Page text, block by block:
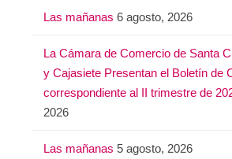
Las mañanas 6 agosto, 2026
La Cámara de Comercio de Santa
y Cajasiete Presentan el Boletín de
correspondiente al II trimestre de
2026
Las mañanas 5 agosto, 2026